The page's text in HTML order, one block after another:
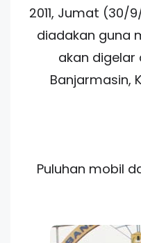
2011, Jumat (30/
diadakan guna
akan digelar
Banjarmasin,
Puluhan mobil